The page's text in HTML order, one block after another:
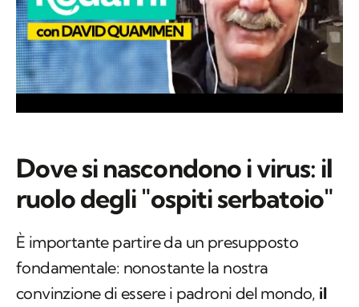
Dove si nascondono i virus: il
ruolo degli "ospiti serbatoio"
È importante partire da un presupposto
fondamentale: nonostante la nostra
convinzione di essere i padroni del mondo, il